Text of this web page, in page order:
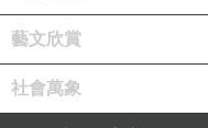
藝文欣賞
社會萬象